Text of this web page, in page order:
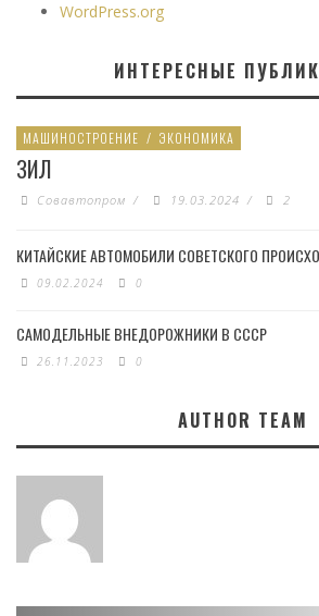
WordPress.org
ИНТЕРЕСНЫЕ
МАШИНОСТРОЕНИЕ / ЭКОНОМИКА
ЗИЛ
Совавтопром / 19.03.2024 / 2
КИТАЙСКИЕ АВТОМОБИЛИ СОВЕТСКОГО
09.02.2024 0
САМОДЕЛЬНЫЕ ВНЕДОРОЖНИКИ В СССР
26.11.2023 0
AUTHOR TEAM